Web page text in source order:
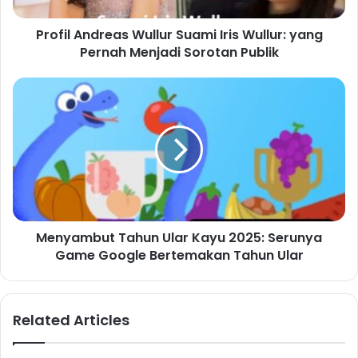
Profil Andreas Wullur Suami Iris Wullur: yang
Pernah Menjadi Sorotan Publik
Menyambut Tahun Ular Kayu 2025: Serunya
Game Google Bertemakan Tahun Ular
Related Articles